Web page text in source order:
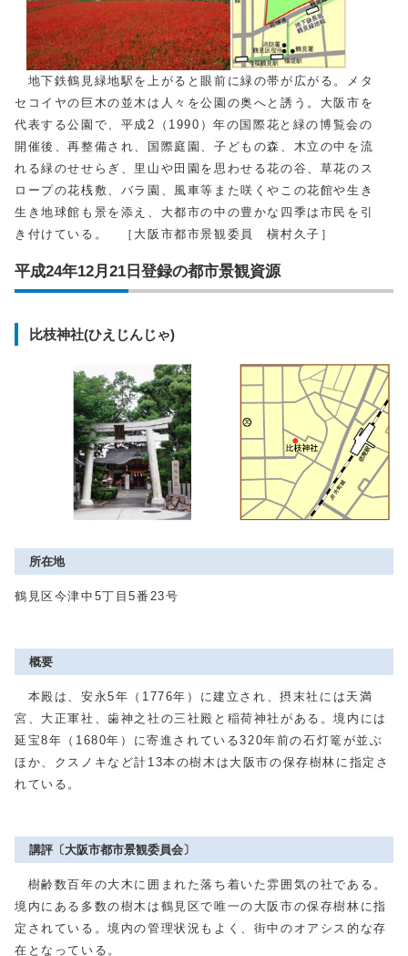
地下鉄鶴見緑地駅を上がると眼前に緑の帯が広がる。メタ
セコイヤの巨木の並木は人々を公園の奥へと誘う。大阪市を
代表する公園で、平成2（1990）年の国際花と緑の博覧会の
開催後、再整備され、国際庭園、子どもの森、木立の中を流
れる緑のせせらぎ、里山や田園を思わせる花の谷、草花のス
ロープの花桟敷、バラ園、風車等また咲くやこの花館や生き
生き地球館も景を添え、大都市の中の豊かな四季は市民を引
き付けている。 ［大阪市都市景観委員 槇村久子］
平成24年12月21日登録の都市景観資源
比枝神社(ひえじんじゃ)
所在地
鶴見区今津中5丁目5番23号
概要
本殿は、安永5年（1776年）に建立され、摂末社には天満
宮、大正軍社、歯神之社の三社殿と稲荷神社がある。境内には
延宝8年（1680年）に寄進されている320年前の石灯篭が並ぶ
ほか、クスノキなど計13本の樹木は大阪市の保存樹林に指定さ
れている。
講評〔大阪市都市景観委員会〕
樹齢数百年の大木に囲まれた落ち着いた雰囲気の社である。
境内にある多数の樹木は鶴見区で唯一の大阪市の保存樹林に指
定されている。境内の管理状況もよく、街中のオアシス的な存
在となっている。